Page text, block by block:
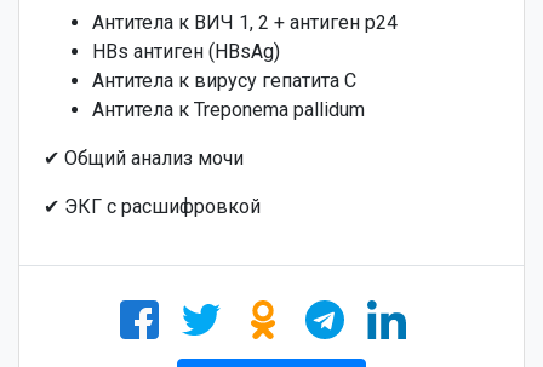
Антитела к ВИЧ 1, 2 + антиген p24
HBs антиген (HBsAg)
Антитела к вирусу гепатита С
Антитела к Treponema pallidum
✔ Общий анализ мочи
✔ ЭКГ с расшифровкой